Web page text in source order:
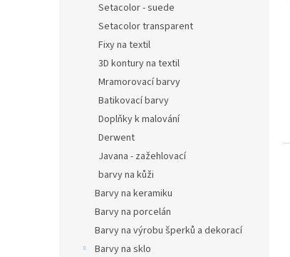
Setacolor - suede
Setacolor transparent
Fixy na textil
3D kontury na textil
Mramorovací barvy
Batikovací barvy
Doplňky k malování
Derwent
Javana - zažehlovací
barvy na kůži
Barvy na keramiku
Barvy na porcelán
Barvy na výrobu šperků a dekorací
Barvy na sklo